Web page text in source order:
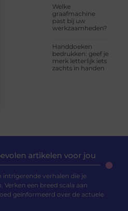
Welke
graafmachine
past bij uw
werkzaamheden?
Handdoeken
bedrukken: geef je
merk letterlijk iets
zachts in handen
artikelen voor jou
intrigerende verhalen die je
een breed scala aan
geïnformeerd over de actuele